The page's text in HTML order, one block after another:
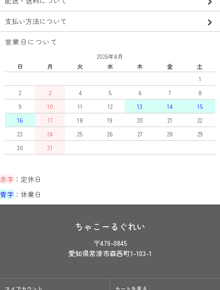
支払い方法について
営業日について
2026年8月
日
月 火 水 木 金
土
1
2
3 4 5 6 7
8
9
10 11 12 13 14
15
16
17 18 19 20 21
22
23
24 25 26 27 28
29
30
31
赤字 ：定休日
青字 ：休業日
ちゃこーるぐれい
〒479-0845
愛知県常滑市森西町1-103-1